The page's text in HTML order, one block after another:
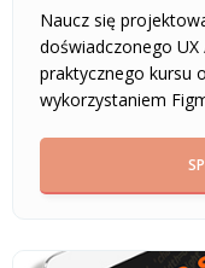
Naucz się
doświadczonego
praktycznego kursu
wykorzystaniem